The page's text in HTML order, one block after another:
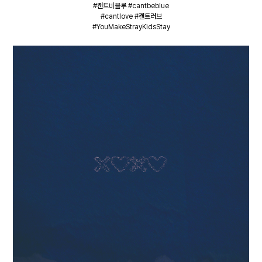
#캔트비블루 #cantbeblue
#cantlove #캔트러브
#YouMakeStrayKidsStay